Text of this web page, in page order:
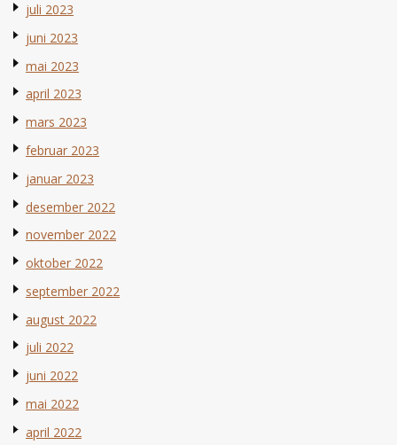
juli 2023
juni 2023
mai 2023
april 2023
mars 2023
februar 2023
januar 2023
desember 2022
november 2022
oktober 2022
september 2022
august 2022
juli 2022
juni 2022
mai 2022
april 2022